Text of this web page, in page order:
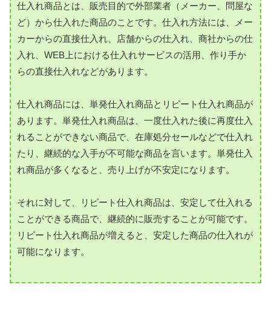
仕入れ商品とは、販売目的で外部業者（メーカー、問屋な
ど）から仕入れた商品のことです。仕入れ方法には、メー
カーからの直接仕入れ、店舗からの仕入れ、商社からの仕
入れ、WEB上における仕入れサービスの活用、作り手か
らの直接仕入れなどがあります。
仕入れ商品には、単発仕入れ商品とリピート仕入れ商品が
あります。単発仕入れ商品は、一度仕入れた後に再度仕入
れることができない商品で、在庫処分セールなどで仕入れ
たり、継続的な入手が不可能な商品を言います。単発仕入
れ商品が多くなると、売り上げが不安定になります。
それに対して、リピート仕入れ商品は、安定して仕入れる
ことができる商品で、継続的に販売することが可能です。
リピート仕入れ商品が増えると、安定した商品の仕入れが
可能になります。